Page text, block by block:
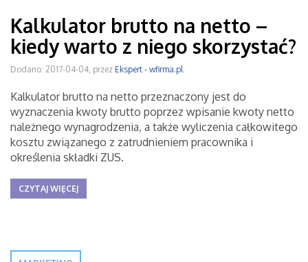
Kalkulator brutto na netto –
kiedy warto z niego skorzystać?
Dodano: 2017-04-04, przez Ekspert - wfirma.pl
Kalkulator brutto na netto przeznaczony jest do
wyznaczenia kwoty brutto poprzez wpisanie kwoty netto
należnego wynagrodzenia, a także wyliczenia całkowitego
kosztu związanego z zatrudnieniem pracownika i
określenia składki ZUS.
CZYTAJ WIĘCEJ